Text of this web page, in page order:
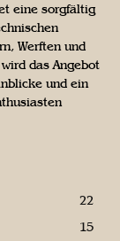
eine sorgfältig
Werften und
das Angebot
und ein
22
15